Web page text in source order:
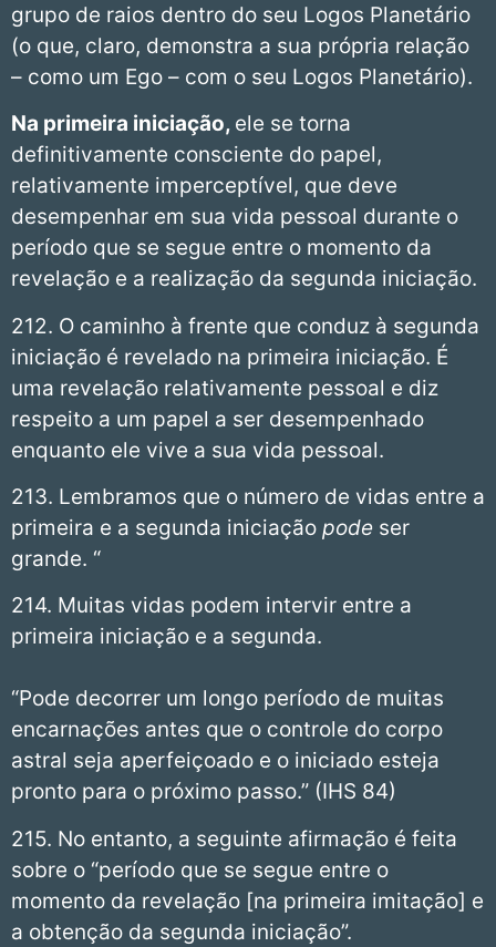
grupo de raios dentro do seu Logos Planetário
(o que, claro, demonstra a sua própria relação
– como um Ego – com o seu Logos Planetário).
Na primeira iniciação, ele se torna
definitivamente consciente do papel,
relativamente imperceptível, que deve
desempenhar em sua vida pessoal durante o
período que se segue entre o momento da
revelação e a realização da segunda iniciação.
212. O caminho à frente que conduz à segunda
iniciação é revelado na primeira iniciação. É
uma revelação relativamente pessoal e diz
respeito a um papel a ser desempenhado
enquanto ele vive a sua vida pessoal.
213. Lembramos que o número de vidas entre a
primeira e a segunda iniciação pode ser
grande. “
214. Muitas vidas podem intervir entre a
primeira iniciação e a segunda.
“Pode decorrer um longo período de muitas
encarnações antes que o controle do corpo
astral seja aperfeiçoado e o iniciado esteja
pronto para o próximo passo.” (IHS 84)
215. No entanto, a seguinte afirmação é feita
sobre o “período que se segue entre o
momento da revelação [na primeira imitação] e
a obtenção da segunda iniciação”.